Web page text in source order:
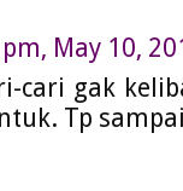
May 10,
cari gak
Tp